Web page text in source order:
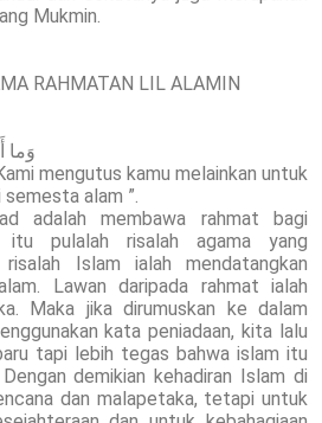
Mukmin.
RAHMATAN LIL ALAMIN
وَما
mengutus kamu melainkan untuk
alam ”.
adalah membawa rahmat bagi
itu pulalah risalah agama yang
risalah Islam ialah mendatangkan
Lawan daripada rahmat ialah
Maka jika dirumuskan ke dalam
kata peniadaan, kita lalu
tapi lebih tegas bahwa islam itu
demikian kehadiran Islam di
dan malapetaka, tetapi untuk